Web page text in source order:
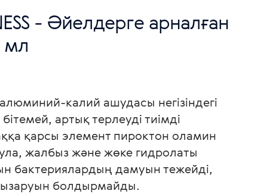
- Әйелдерге арналған
мл
калий ашудасы негізіндегі
бітемей, артық терлеуді тиімді
қарсы элемент пироктон оламин
жалбыз және жөке гидролаты
бактериялардың дамуын тежейді,
қызаруын болдырмайды.